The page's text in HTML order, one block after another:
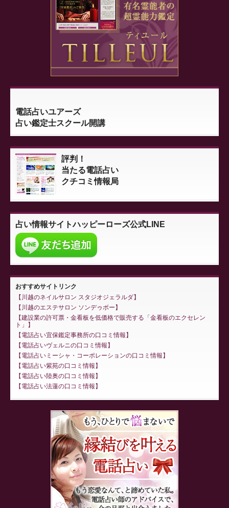
電話占いユアーズ
占い鑑定士スクール開講
評判！
当たる電話占い
クチコミ情報局
占い情報サイトハッピーローズ公式LINE
おすすめサイトリンク
川越のネイルサロン スタジオジェラルダ
川越のエステサロン ソンデゥボー
建設業の許可票・金看板を低価格で販売する「金看板のエクセレン
ト」
電話占い宜保鑑定事務所の口コミ情報
電話占いヴェルニの口コミ情報
電話占いミーシャ・コーポレーションの口コミ情報
電話占い紫苑の口コミ情報
電話占い陸奥の口コミ情報
電話占い法蓮の口コミ情報